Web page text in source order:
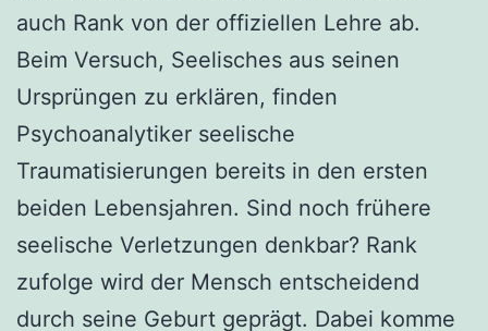
auch Rank von der offiziellen Lehre ab.
Beim Versuch, Seelisches aus seinen
Ursprüngen zu erklären, finden
Psychoanalytiker seelische
Traumatisierungen bereits in den ersten
beiden Lebensjahren. Sind noch frühere
seelische Verletzungen denkbar? Rank
zufolge wird der Mensch entscheidend
durch seine Geburt geprägt. Dabei komme